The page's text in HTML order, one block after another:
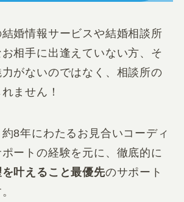
婚情報サービスや結婚相談所
相手に出逢えていない方、そ
がないのではなく、相談所の
ません！
8年にわたるお見合いコーディ
ートの経験を元に、徹底的に
叶えること最優先のサポート